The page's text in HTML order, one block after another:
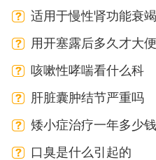
适用于慢性肾功能衰
用开塞露后多久才大便
咳嗽性哮喘看什么科
肝脏囊肿结节严重吗
矮小症治疗一年多少钱
口臭是什么引起的